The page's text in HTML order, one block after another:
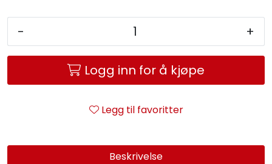
- +
Logg inn for å kjøpe
Legg til favoritter
Beskrivelse